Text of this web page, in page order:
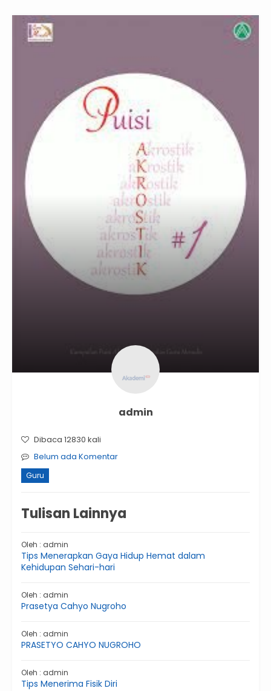
admin
Dibaca 12830 kali
Belum ada Komentar
Guru
Tulisan Lainnya
Oleh : admin
Tips Menerapkan Gaya Hidup Hemat dalam
Kehidupan Sehari-hari
Oleh : admin
Prasetya Cahyo Nugroho
Oleh : admin
PRASETYO CAHYO NUGROHO
Oleh : admin
Tips Menerima Fisik Diri